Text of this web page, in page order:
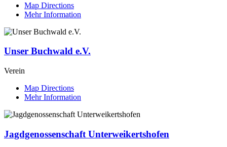
Map Directions
Mehr Information
Unser Buchwald e.V.
Verein
Map Directions
Mehr Information
Jagdgenossenschaft Unterweikertshofen